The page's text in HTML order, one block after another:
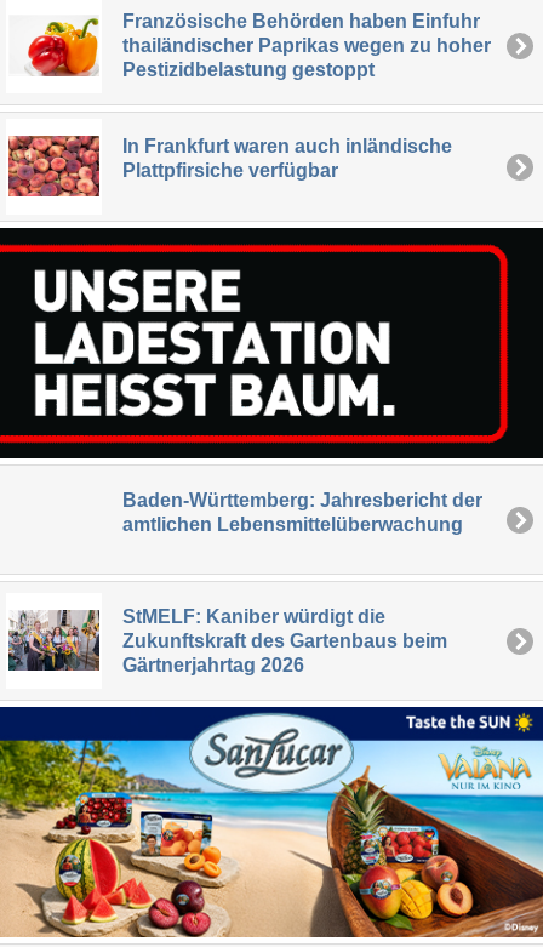
Französische Behörden haben Einfuhr
thailändischer Paprikas wegen zu hoher
Pestizidbelastung gestoppt
In Frankfurt waren auch inländische
Plattpfirsiche verfügbar
Baden-Württemberg: Jahresbericht der
amtlichen Lebensmittelüberwachung
StMELF: Kaniber würdigt die
Zukunftskraft des Gartenbaus beim
Gärtnerjahrtag 2026